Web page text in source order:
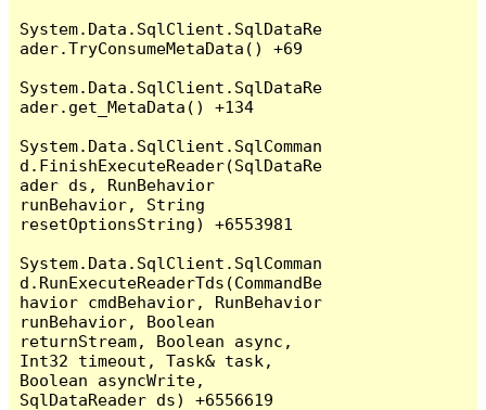
System.Data.SqlClient.SqlDataRe
ader.TryConsumeMetaData() +69
System.Data.SqlClient.SqlDataRe
ader.get_MetaData() +134
System.Data.SqlClient.SqlComman
d.FinishExecuteReader(SqlDataRe
ader ds, RunBehavior
runBehavior, String
resetOptionsString) +6553981
System.Data.SqlClient.SqlComman
d.RunExecuteReaderTds(CommandBe
havior cmdBehavior, RunBehavior
runBehavior, Boolean
returnStream, Boolean async,
Int32 timeout, Task& task,
Boolean asyncWrite,
SqlDataReader ds) +6556619